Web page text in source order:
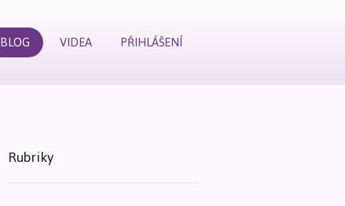
BLOG VIDEA PŘIHLÁŠENÍ
Rubriky